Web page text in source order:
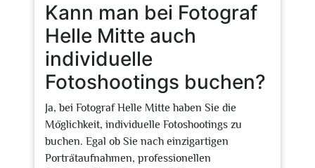
Kann man bei Fotograf
Helle Mitte auch
individuelle
Fotoshootings buchen?
Ja, bei Fotograf Helle Mitte haben Sie die
Möglichkeit, individuelle Fotoshootings zu
buchen. Egal ob Sie nach einzigartigen
Porträtaufnahmen, professionellen